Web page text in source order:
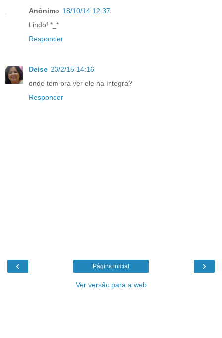
Anônimo 18/10/14 12:37
Lindo! *_*
Responder
Deise 23/2/15 14:16
onde tem pra ver ele na íntegra?
Responder
‹ ›
Página inicial
Ver versão para a web